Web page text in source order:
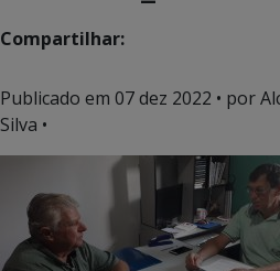
Compartilhar:
Publicado em 07 dez 2022 • por
Silva •